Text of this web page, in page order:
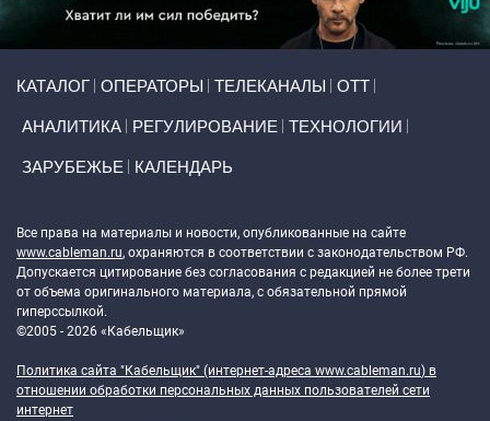
КАТАЛОГ ОПЕРАТОРЫ ТЕЛЕКАНАЛЫ ОТТ
АНАЛИТИКА РЕГУЛИРОВАНИЕ ТЕХНОЛОГИИ
ЗАРУБЕЖЬЕ КАЛЕНДАРЬ
Все права на материалы и новости, опубликованные на сайте
www.cableman.ru, охраняются в соответствии с законодательством РФ.
Допускается цитирование без согласования с редакцией не более трети
от объема оригинального материала, с обязательной прямой
гиперссылкой.
©2005 - 2026 «Кабельщик»
Политика сайта "Кабельщик" (интернет-адреса www.cableman.ru) в
отношении обработки персональных данных пользователей сети
интернет